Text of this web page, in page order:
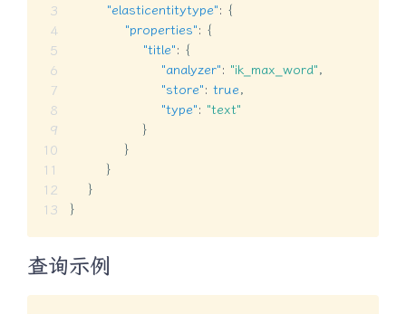
"elasticentitytype": {
"properties": {
"title": {
"analyzer": "ik_max_word",
"store": true,
"type": "text"
}
}
}
}
}
查询示例